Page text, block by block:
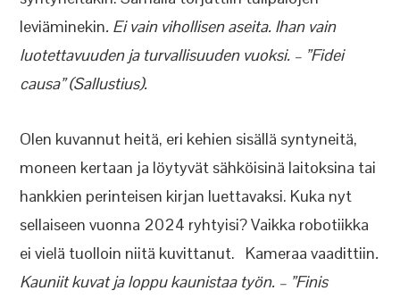
leviäminekin. Ei vain vihollisen aseita. Ihan vain
luotettavuuden ja turvallisuuden vuoksi. – ”Fidei
causa” (Sallustius).
Olen kuvannut heitä, eri kehien sisällä syntyneitä,
moneen kertaan ja löytyvät sähköisinä laitoksina tai
hankkien perinteisen kirjan luettavaksi. Kuka nyt
sellaiseen vuonna 2024 ryhtyisi? Vaikka robotiikka
ei vielä tuolloin niitä kuvittanut. Kameraa vaadittiin.
Kauniit kuvat ja loppu kaunistaa työn. – ”Finis